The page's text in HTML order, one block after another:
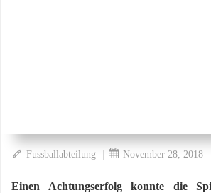
Fussballabteilung | November 28, 2018
Einen Achtungserfolg konnte die